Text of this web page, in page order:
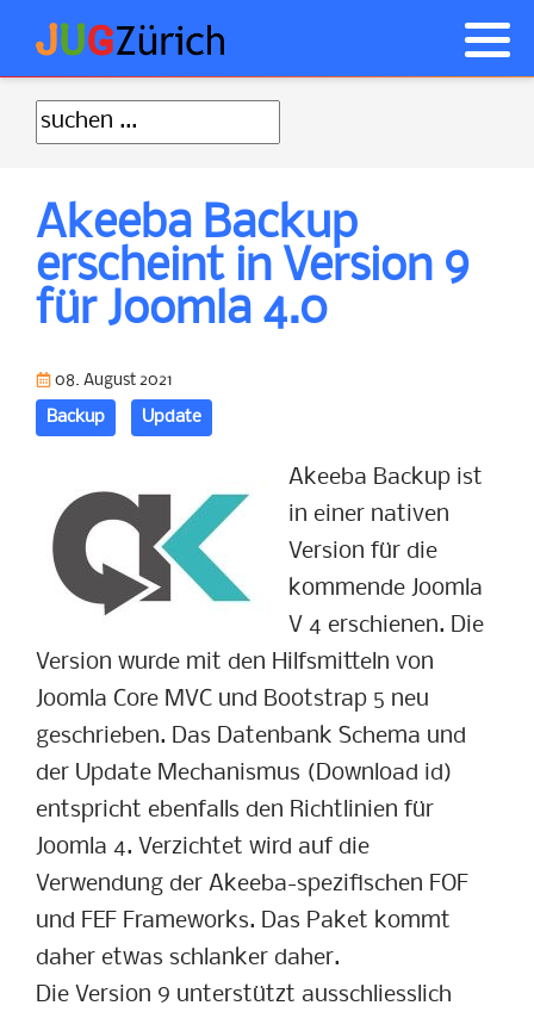
Akeeba Backup
erscheint in Version 9
für Joomla 4.0
08. August 2021
Backup Update
Akeeba Backup ist
in einer nativen
Version für die
kommende Joomla
V 4 erschienen. Die
Version wurde mit den Hilfsmitteln von
Joomla Core MVC und Bootstrap 5 neu
geschrieben. Das Datenbank Schema und
der Update Mechanismus (Download id)
entspricht ebenfalls den Richtlinien für
Joomla 4. Verzichtet wird auf die
Verwendung der Akeeba-spezifischen FOF
und FEF Frameworks. Das Paket kommt
daher etwas schlanker daher.
Die Version 9 unterstützt ausschliesslich
Wie anfangen
JUGs
Probleme nach Updates
CSS Tipps